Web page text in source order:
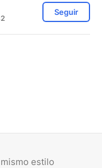
Seguir
estilo